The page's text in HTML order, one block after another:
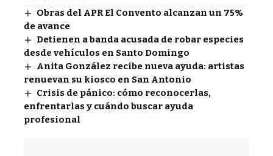
Obras del APR El Convento alcanzan un 75%
de avance
Detienen a banda acusada de robar especies
desde vehículos en Santo Domingo
Anita González recibe nueva ayuda: artistas
renuevan su kiosco en San Antonio
Crisis de pánico: cómo reconocerlas,
enfrentarlas y cuándo buscar ayuda
profesional